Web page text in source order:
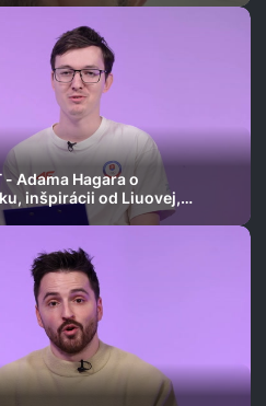
- Adama Hagara o
inšpirácii od Liuovej,